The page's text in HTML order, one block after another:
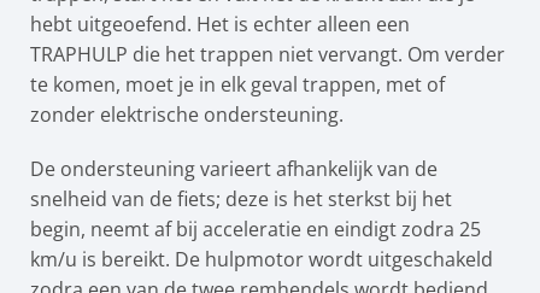
hebt uitgeoefend. Het is echter alleen een
TRAPHULP die het trappen niet vervangt. Om verder
te komen, moet je in elk geval trappen, met of
zonder elektrische ondersteuning.
De ondersteuning varieert afhankelijk van de
snelheid van de fiets; deze is het sterkst bij het
begin, neemt af bij acceleratie en eindigt zodra 25
km/u is bereikt. De hulpmotor wordt uitgeschakeld